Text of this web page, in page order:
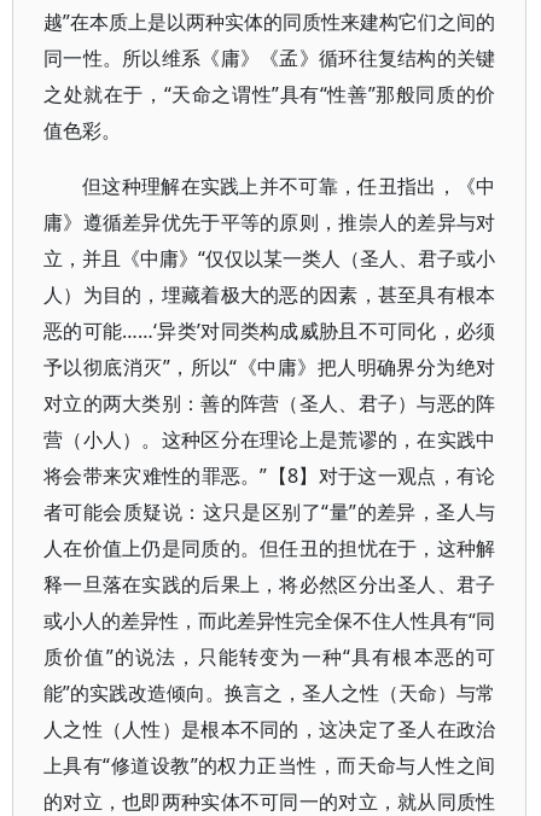
越”在本质上是以两种实体的同质性来建构它们之间的
同一性。所以维系《庸》《孟》循环往复结构的关键
之处就在于，“天命之谓性”具有“性善”那般同质的价
值色彩。
但这种理解在实践上并不可靠，任丑指出，《中
庸》遵循差异优先于平等的原则，推崇人的差异与对
立，并且《中庸》“仅仅以某一类人（圣人、君子或小
人）为目的，埋藏着极大的恶的因素，甚至具有根本
恶的可能……‘异类’对同类构成威胁且不可同化，必须
予以彻底消灭”，所以“《中庸》把人明确界分为绝对
对立的两大类别：善的阵营（圣人、君子）与恶的阵
营（小人）。这种区分在理论上是荒谬的，在实践中
将会带来灾难性的罪恶。”【8】对于这一观点，有论
者可能会质疑说：这只是区别了“量”的差异，圣人与
人在价值上仍是同质的。但任丑的担忧在于，这种解
释一旦落在实践的后果上，将必然区分出圣人、君子
或小人的差异性，而此差异性完全保不住人性具有“同
质价值”的说法，只能转变为一种“具有根本恶的可
能”的实践改造倾向。换言之，圣人之性（天命）与常
人之性（人性）是根本不同的，这决定了圣人在政治
上具有“修道设教”的权力正当性，而天命与人性之间
的对立，也即两种实体不可同一的对立，就从同质性